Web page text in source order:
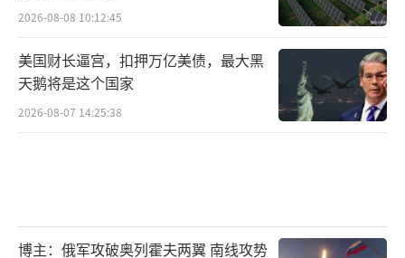
2026-08-08 10:12:45
美国财长逼宫，扣押万亿美债，最大黑
天鹅将是这个国家
2026-08-07 14:25:38
博主：俄军攻破奥列霍夫两翼 南线攻势